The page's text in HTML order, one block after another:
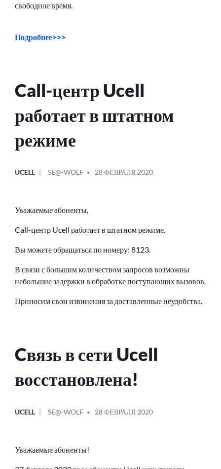
свободное время.
Подробнее>>>
Call-центр Ucell
работает в штатном
режиме
В
UCELL
ОТ
SE@-WOLF 28 ФЕВРАЛЯ 2020
Уважаемые абоненты,
Call-центр Ucell работает в штатном режиме.
Вы можете обращаться по номеру: 8123.
В связи с большим количеством запросов возможны
небольшие задержки в обработке поступающих вызовов.
Приносим свои извинения за доставленные неудобства.
Cвязь в сети Ucell
восстановлена!
В
UCELL
ОТ
SE@-WOLF 28 ФЕВРАЛЯ 2020
Уважаемые абоненты!